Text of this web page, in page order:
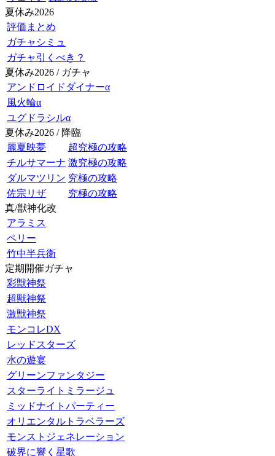
夏休み2026
評価まとめ
ガチャシミュ
ガチャ引くべき？
夏休み2026 / ガチャ
アンドロイドダイナーα
風火輪α
ユグドラシルα
夏休み2026 / 降臨
麗夏映夢
超究極の攻略
チルサマーナ 激究極の攻略
ダルマツリン 究極の攻略
佐宗リザ
究極の攻略
真/獣神化改
アラミス
ペリー
竹中半兵衛
定期開催ガチャ
彩獣神祭
超獣神祭
激獣神祭
モンコレDX
レッドスターズ
水の遊宴
グリーンファンタジー
スターライトミラージュ
ミッドナイトパーティー
オリエンタルトラベラーズ
モンストジェネレーション
破界に響く星歌